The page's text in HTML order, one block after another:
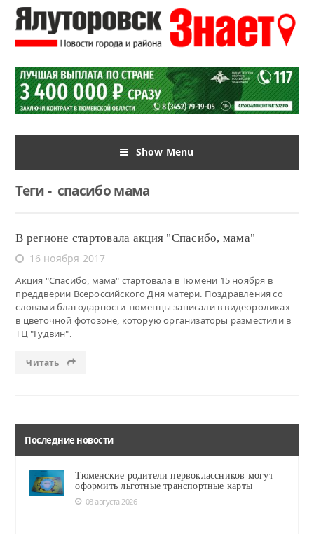
Show Menu
Теги-спасибо мама
В регионе стартовала акция "Спасибо, мама"
16 ноября 2017
Акция "Спасибо, мама" стартовала в Тюмени 15 ноября в
преддверии Всероссийского Дня матери. Поздравления со
словами благодарности тюменцы записали в видеороликах
в цветочной фотозоне, которую организаторы разместили в
ТЦ "Гудвин".
Читать
Последние новости
Тюменские родители первоклассников могут
оформить льготные транспортные карты
08 августа 2026